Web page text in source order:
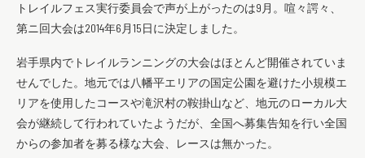
トレイルフェス実行委員会で声が上がったのは9月。喧々諤々、
第ニ回大会は2014年6月15日に決定しました。
岩手県内でトレイルランニングの大会はほとんど開催されていま
せんでした。地元では八幡平エリアの国定公園を避けた小規模エ
リアを使用したコースや滝沢村の鞍掛山など、地元のローカル大
会が継続して行われていたようだが、全国へ募集告知を行い全国
からの参加者を募る様な大会、レースは無かった。